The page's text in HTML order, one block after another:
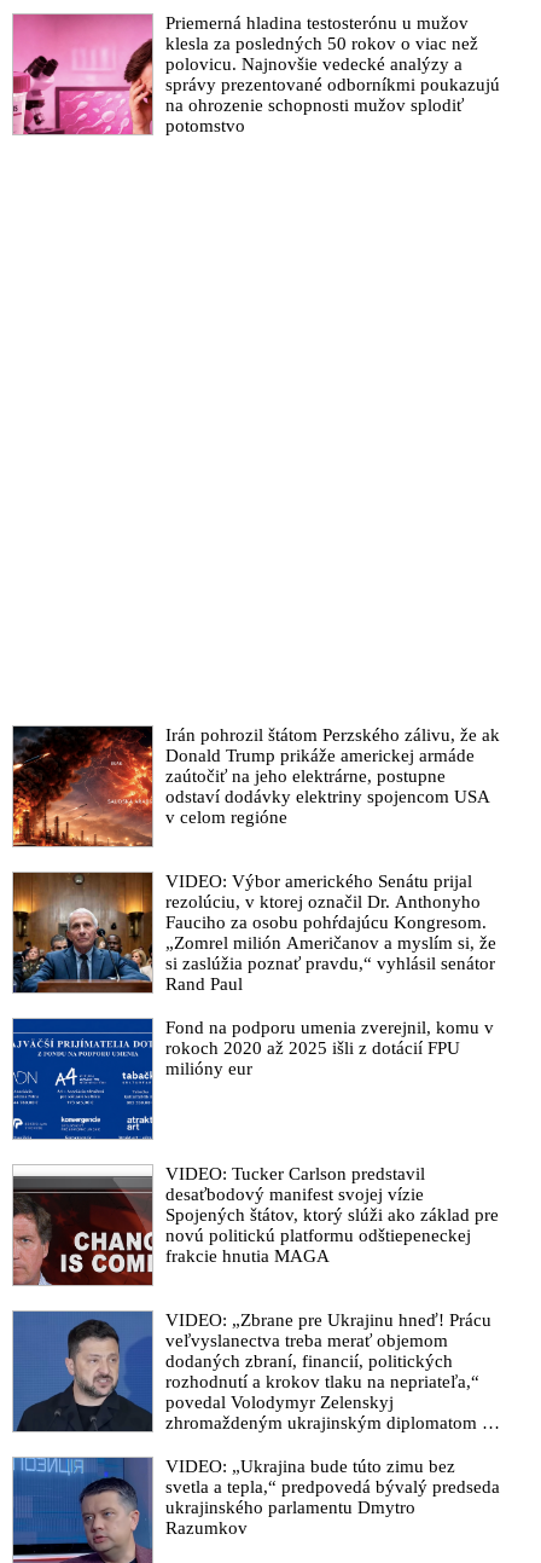
Priemerná hladina testosterónu u mužov
klesla za posledných 50 rokov o viac než
polovicu. Najnovšie vedecké analýzy a
správy prezentované odborníkmi poukazujú
na ohrozenie schopnosti mužov splodiť
potomstvo
Irán pohrozil štátom Perzského zálivu, že ak
Donald Trump prikáže americkej armáde
zaútočiť na jeho elektrárne, postupne
odstaví dodávky elektriny spojencom USA
v celom regióne
VIDEO: Výbor amerického Senátu prijal
rezolúciu, v ktorej označil Dr. Anthonyho
Fauciho za osobu pohŕdajúcu Kongresom.
„Zomrel milión Američanov a myslím si, že
si zaslúžia poznať pravdu,“ vyhlásil senátor
Rand Paul
Fond na podporu umenia zverejnil, komu v
rokoch 2020 až 2025 išli z dotácií FPU
milióny eur
VIDEO: Tucker Carlson predstavil
desaťbodový manifest svojej vízie
Spojených štátov, ktorý slúži ako základ pre
novú politickú platformu odštiepeneckej
frakcie hnutia MAGA
VIDEO: „Zbrane pre Ukrajinu hneď! Prácu
veľvyslanectva treba merať objemom
dodaných zbraní, financií, politických
rozhodnutí a krokov tlaku na nepriateľa,“
povedal Volodymyr Zelenskyj
zhromaždeným ukrajinským diplomatom v
že USA Ukrajine nedodajú protiraketové
systémy Patriot
VIDEO: „Ukrajina bude túto zimu bez
svetla a tepla,“ predpovedá bývalý predseda
ukrajinského parlamentu Dmytro
Razumkov